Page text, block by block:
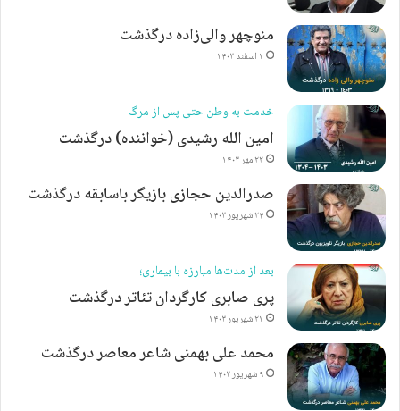
منوچهر والی‌زاده درگذشت
۱ اسفند ۱۴۰۳
خدمت به وطن حتی پس از مرگ
امین الله رشیدی (خواننده) درگذشت
۲۲ مهر ۱۴۰۳
صدرالدین حجازی بازیگر باسابقه درگذشت
۲۴ شهریور ۱۴۰۳
بعد از مدت‌ها مبارزه با بیماری؛
پری صابری کارگردان تئاتر درگذشت
۲۱ شهریور ۱۴۰۳
محمد علی بهمنی شاعر معاصر درگذشت
۹ شهریور ۱۴۰۳